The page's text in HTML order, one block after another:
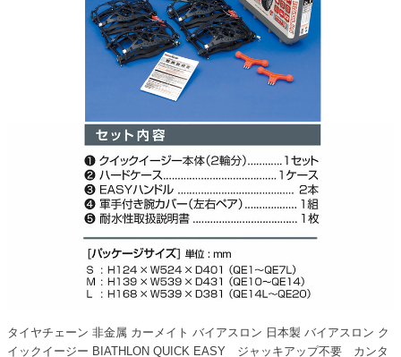
タイヤチェーン 非金属 カーメイト バイアスロン 日本製 バイアスロン ク
イックイージー BIATHLON QUICK EASY ジャッキアップ不要 カンタ